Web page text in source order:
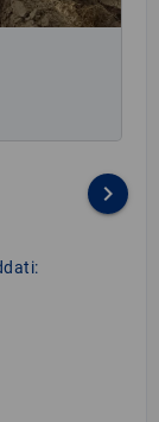
keyboard_arrow_right